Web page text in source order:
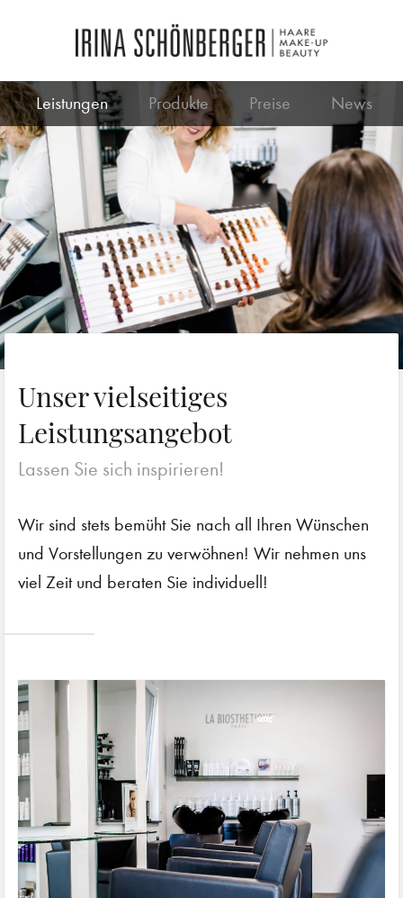
Leistungen Produkte Preise News
Unser vielseitiges
Leistungsangebot
Lassen Sie sich inspirieren!
Wir sind stets bemüht Sie nach all Ihren Wünschen
und Vorstellungen zu verwöhnen! Wir nehmen uns
viel Zeit und beraten Sie individuell!